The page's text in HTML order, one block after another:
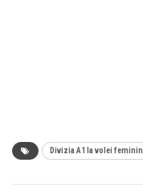
Divizia A1 la volei feminin